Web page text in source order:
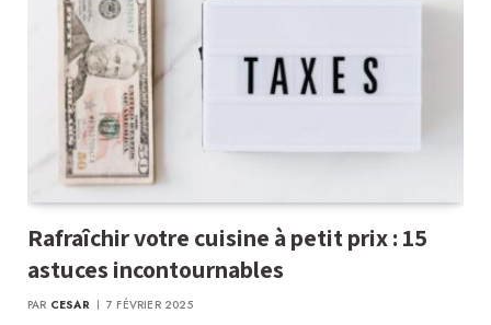
Rafraîchir votre cuisine à petit prix : 15
astuces incontournables
PAR CESAR 7 FÉVRIER 2025